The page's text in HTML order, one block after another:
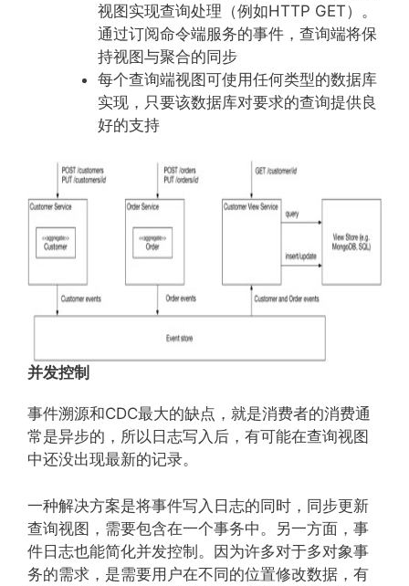
视图实现查询处理（例如HTTP GET）。
通过订阅命令端服务的事件，查询端将保
持视图与聚合的同步
每个查询端视图可使用任何类型的数据库
实现，只要该数据库对要求的查询提供良
好的支持
并发控制
事件溯源和CDC最大的缺点，就是消费者的消费通
常是异步的，所以日志写入后，有可能在查询视图
中还没出现最新的记录。
一种解决方案是将事件写入日志的同时，同步更新
查询视图，需要包含在一个事务中。另一方面，事
件日志也能简化并发控制。因为许多对于多对象事
务的需求，是需要用户在不同的位置修改数据，有